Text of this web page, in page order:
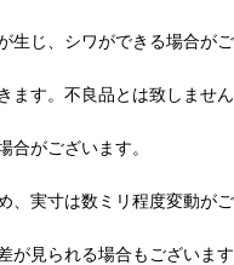
じ、シワができる場合が
す。不良品とは致しません
がございます。
実寸は数ミリ程度変動がご
見られる場合もございます